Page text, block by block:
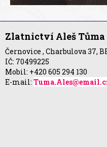
Zlatnictví Aleš Tůma
Černovice , Charbulova 37,
IČ: 70499225
Mobil: +420 605 294 130
E-mail: